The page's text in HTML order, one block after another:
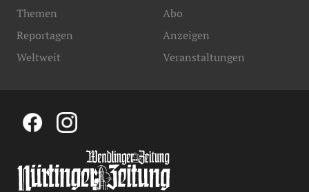
Themen
Reportagen
Weltweit
Abo
Anzeigen
Veranstaltungen